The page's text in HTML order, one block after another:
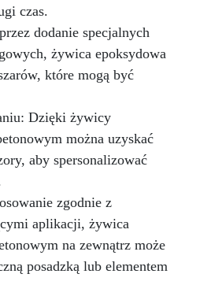
czas.
dodanie specjalnych
żywica epoksydowa
które mogą być
Dzięki żywicy
można uzyskać
aby spersonalizować
zgodnie z
aplikacji, żywica
na zewnątrz może
posadzką lub elementem